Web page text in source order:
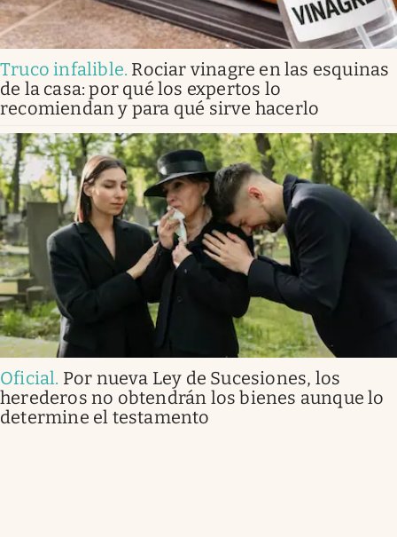
Truco infalible. Rociar vinagre en las esquinas
de la casa: por qué los expertos lo
recomiendan y para qué sirve hacerlo
Oficial. Por nueva Ley de Sucesiones, los
herederos no obtendrán los bienes aunque lo
determine el testamento